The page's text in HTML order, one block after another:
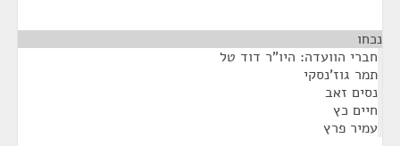
נכחו
חברי הוועדה: היו"ר דוד טל
תמר גוז'נסקי
נסים זאב
חיים כץ
עמיר פרץ